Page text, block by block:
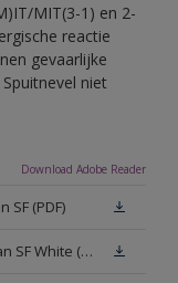
MIT(3-1) en 2-
reactie
gevaarlijke
niet
Download Adobe Reader
(PDF)
Veiligheidsinformatieblad Alphaxylan SF White (MSDS)